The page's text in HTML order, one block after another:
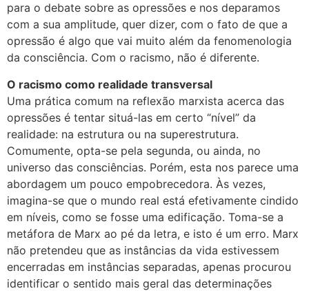
para o debate sobre as opressões e nos deparamos
com a sua amplitude, quer dizer, com o fato de que a
opressão é algo que vai muito além da fenomenologia
da consciência. Com o racismo, não é diferente.
O racismo como realidade transversal
Uma prática comum na reflexão marxista acerca das
opressões é tentar situá-las em certo “nível” da
realidade: na estrutura ou na superestrutura.
Comumente, opta-se pela segunda, ou ainda, no
universo das consciências. Porém, esta nos parece uma
abordagem um pouco empobrecedora. Às vezes,
imagina-se que o mundo real está efetivamente cindido
em níveis, como se fosse uma edificação. Toma-se a
metáfora de Marx ao pé da letra, e isto é um erro. Marx
não pretendeu que as instâncias da vida estivessem
encerradas em instâncias separadas, apenas procurou
identificar o sentido mais geral das determinações